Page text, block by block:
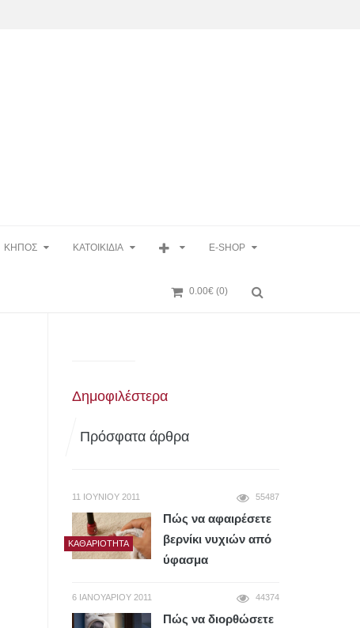
ΚΗΠΟΣ ΚΑΤΟΙΚΙΔΙΑ E-SHOP
0.00€ (0)
Δημοφιλέστερα
Πρόσφατα άρθρα
11 ΙΟΥΝΊΟΥ 2011 55487
ΚΑΘΑΡΙΌΤΗΤΑ
Πώς να αφαιρέσετε
βερνίκι νυχιών από
ύφασμα
6 ΙΑΝΟΥΑΡΊΟΥ 2011 44374
Πώς να διορθώσετε